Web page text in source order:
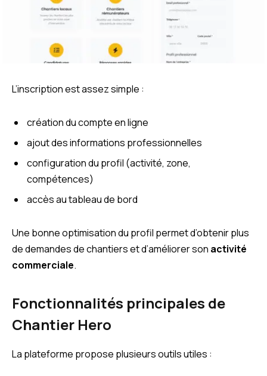
L’inscription est assez simple :
création du compte en ligne
ajout des informations professionnelles
configuration du profil (activité, zone,
compétences)
accès au tableau de bord
Une bonne optimisation du profil permet d’obtenir plus
de demandes de chantiers et d’améliorer son activité
commerciale.
Fonctionnalités principales de
Chantier Hero
La plateforme propose plusieurs outils utiles :